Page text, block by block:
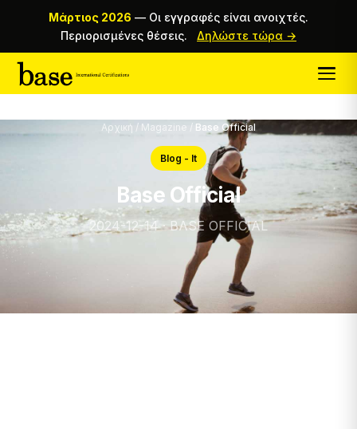
Μάρτιος 2026 — Οι εγγραφές είναι ανοιχτές.
Περιορισμένες θέσεις.
Δηλώστε τώρα →
Αρχική / Magazine / Base Official
Blog - It
Base Official
2024-12-14 · BASE OFFICIAL